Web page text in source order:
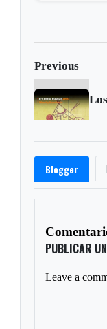
Previous
Blogger
PUBLICAR
Leave a